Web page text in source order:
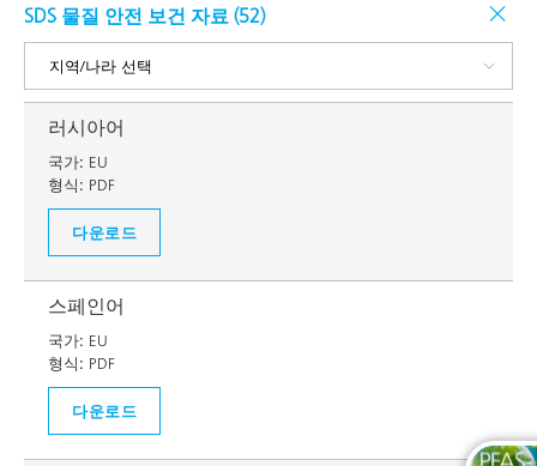
SDS 물질 안전 보건 자료 (52)
러시아어
국가: EU
형식: PDF
다운로드
스페인어
국가: EU
형식: PDF
다운로드